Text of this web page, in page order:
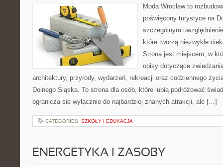
Moda Wrocław to
poświęcony turystyce na
szczególnym
które tworzą niezwykle
Strona jest miejscem, w
opisy dotyczące
architektury, przyrody, wydarzeń, rekreacji oraz codziennego
Dolnego Śląska. To strona dla osób, które lubią podróżować
ogranicza się wyłącznie do najbardziej znanych atrakcji, ale […]
CATEGORIES: SZKOŁY I EDUKACJA
ENERGETYKA I ZASOBY